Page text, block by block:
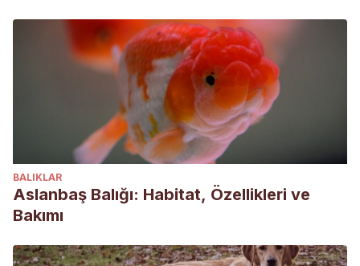
BALIKLAR
Aslanbaş Balığı: Habitat, Özellikleri ve
Bakımı